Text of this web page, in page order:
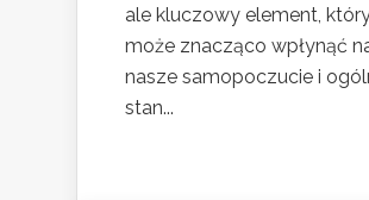
ale kluczowy element,
może znacząco wpłynąć
nasze samopoczucie i
stan...